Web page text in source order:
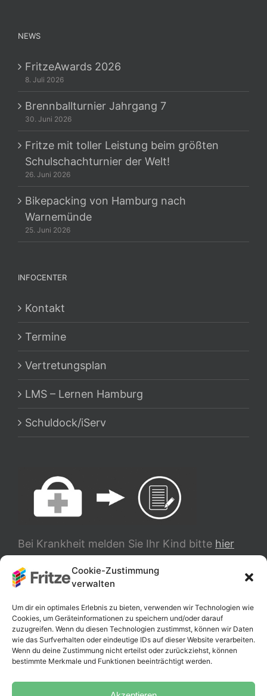
Cookie-Zustimmung
verwalten
Um dir ein optimales Erlebnis zu bieten, verwenden wir Technologien wie
Cookies, um Geräteinformationen zu speichern und/oder darauf
zuzugreifen. Wenn du diesen Technologien zustimmst, können wir Daten
wie das Surfverhalten oder eindeutige IDs auf dieser Website verarbeiten.
Wenn du deine Zustimmung nicht erteilst oder zurückziehst, können
bestimmte Merkmale und Funktionen beeinträchtigt werden.
NEWS
FritzeAwards 2026
8. Juli 2026
Brennballturnier Jahrgang 7
30. Juni 2026
Fritze mit toller Leistung beim größten
Schulschachturnier der Welt!
26. Juni 2026
Bikepacking von Hamburg nach
Warnemünde
25. Juni 2026
INFOCENTER
Kontakt
Termine
Vertretungsplan
LMS – Lernen Hamburg
Schuldock/iServ
Bei Krankheit melden Sie Ihr Kind bitte hier
TRANSLATE